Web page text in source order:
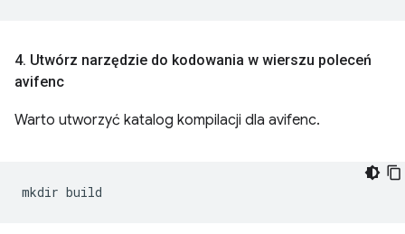
4. Utwórz narzędzie do kodowania w wierszu poleceń
avifenc
Warto utworzyć katalog kompilacji dla avifenc.
mkdir